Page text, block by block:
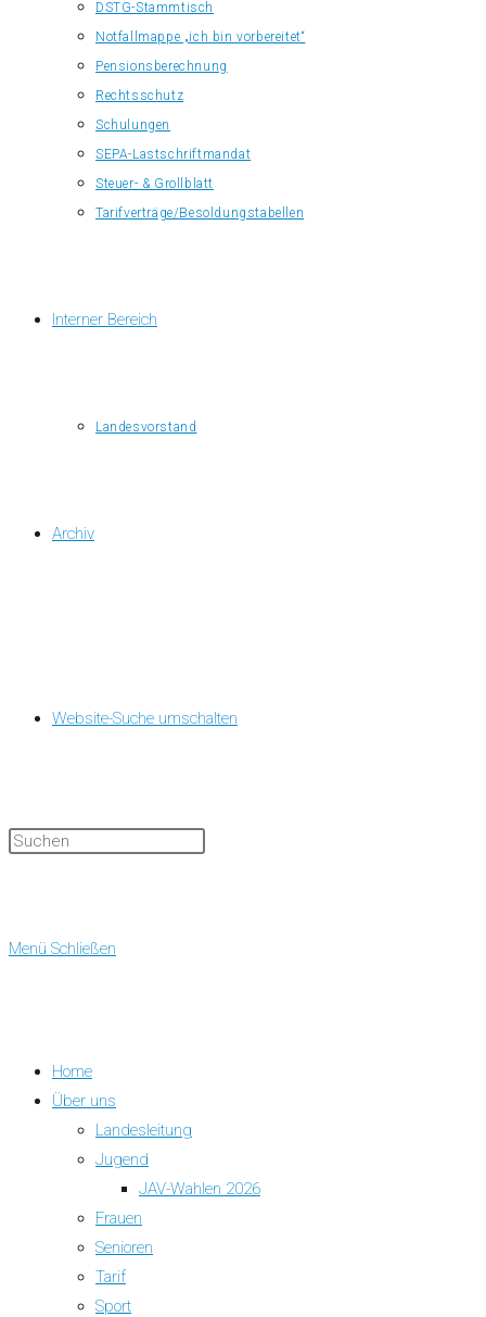
DSTG-Stammtisch
Notfallmappe „ich bin vorbereitet“
Pensionsberechnung
Rechtsschutz
Schulungen
SEPA-Lastschriftmandat
Steuer- & Grollblatt
Tarifverträge/Besoldungstabellen
Interner Bereich
Landesvorstand
Archiv
Website-Suche umschalten
Menü Schließen
Home
Über uns
Landesleitung
Jugend
JAV-Wahlen 2026
Frauen
Senioren
Tarif
Sport